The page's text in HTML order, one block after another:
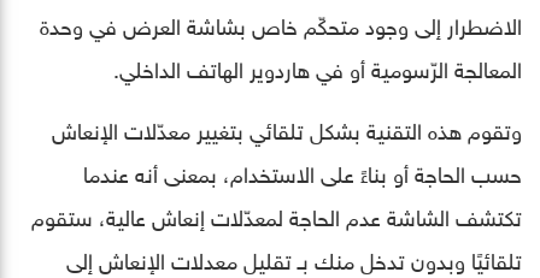
الاضطرار إلى وجود متحكّم خاص بشاشة العرض في وحدة
المعالجة الرّسومية أو في هاردوير الهاتف الداخلي.
وتقوم هذه التقنية بشكل تلقائي بتغيير معدّلات الإنعاش
حسب الحاجة أو بناءً على الاستخدام، بمعنى أنه عندما
تكتشف الشاشة عدم الحاجة لمعدّلات إنعاش عالية، ستقوم
تلقائيًا وبدون تدخل منك بـ تقليل معدلات الإنعاش إلى